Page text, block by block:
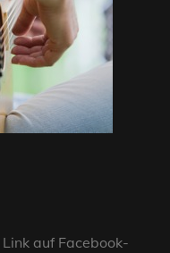
auf Facebook-